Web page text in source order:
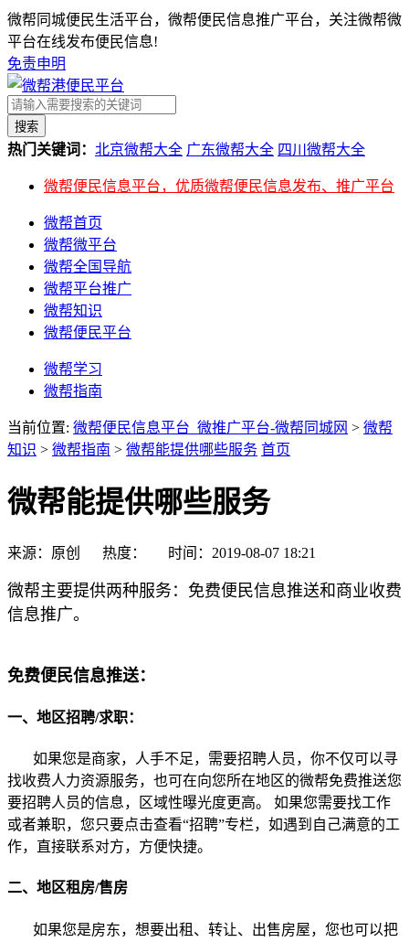
微帮同城便民生活平台，微帮便民信息推广平台，关注微帮微
平台在线发布便民信息!
免责申明
搜索
热门关键词： 北京微帮大全 广东微帮大全 四川微帮大全
微帮便民信息平台，优质微帮便民信息发布、推广平台
微帮首页
微帮微平台
微帮全国导航
微帮平台推广
微帮知识
微帮便民平台
微帮学习
微帮指南
当前位置: 微帮便民信息平台_微推广平台-微帮同城网 > 微帮
知识 > 微帮指南 > 微帮能提供哪些服务 首页
微帮能提供哪些服务
来源： 原创 热度： 时间： 2019-08-07 18:21
微帮主要提供两种服务：免费便民信息推送和商业收费
信息推广。
免费便民信息推送：
一、地区招聘/求职：
如果您是商家，人手不足，需要招聘人员，你不仅可以寻
找收费人力资源服务，也可在向您所在地区的微帮免费推送您
要招聘人员的信息，区域性曝光度更高。 如果您需要找工作
或者兼职，您只要点击查看“招聘”专栏，如遇到自己满意的工
作，直接联系对方，方便快捷。
二、地区租房/售房
如果您是房东，想要出租、转让、出售房屋，您也可以把